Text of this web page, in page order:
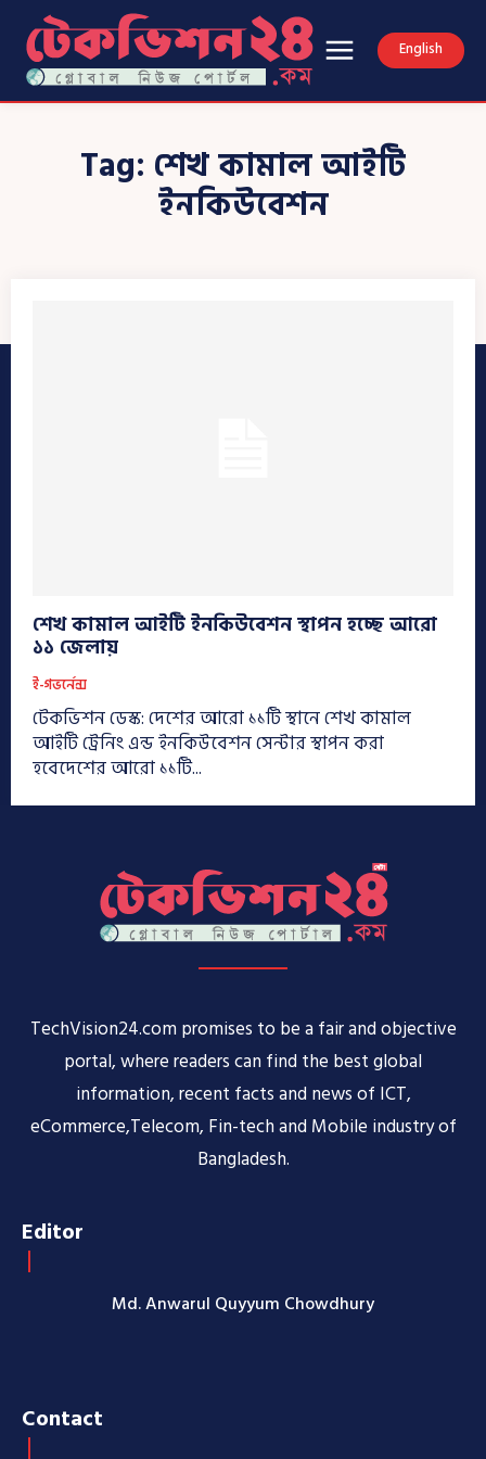
English
Tag: শেখ কামাল আইটি
ইনকিউবেশন
শেখ কামাল আইটি ইনকিউবেশন স্থাপন হচ্ছে আরো
১১ জেলায়
ই-গভর্নেন্স
টেকভিশন ডেস্ক: দেশের আরো ১১টি স্থানে শেখ কামাল
আইটি ট্রেনিং এন্ড ইনকিউবেশন সেন্টার স্থাপন করা
হবেদেশের আরো ১১টি...
TechVision24.com promises to be a fair and objective
portal, where readers can find the best global
information, recent facts and news of ICT,
eCommerce,Telecom, Fin-tech and Mobile industry of
Bangladesh.
Editor
Md. Anwarul Quyyum Chowdhury
Contact